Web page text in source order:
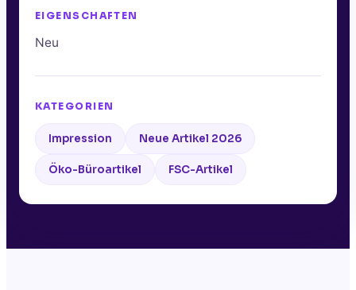
EIGENSCHAFTEN
Neu
KATEGORIEN
Impression Neue Artikel 2026
Öko-Büroartikel FSC-Artikel